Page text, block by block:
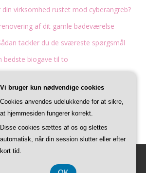
din virksomhed rustet mod cyberangreb?
af dit gamle badeværelse
tackler du de sværeste spørgsmål
bedste biogave til to
at vise.
Feminine Style by
Vi bruger kun nødvendige cookies
Cookies anvendes udelukkende for at sikre,
at hjemmesiden fungerer korrekt.
Disse cookies sættes af os og slettes
automatisk, når din session slutter eller efter
kort tid.